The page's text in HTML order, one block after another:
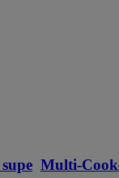
Multi-